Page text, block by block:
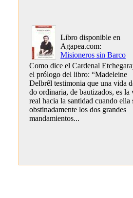
Libro disponible en
Agapea.com:
Misioneros sin Barco
Como dice el Cardenal
el prólogo del libro: “Madeleine
Delbrêl testimonia que una vida
do ordinaria, de bautizados, es la
real hacia la santidad cuando ella
obstinadamente los dos grandes
mandamientos...